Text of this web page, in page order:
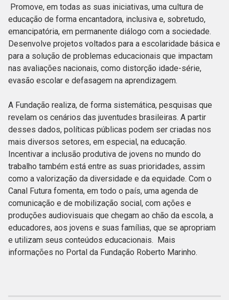
Promove, em todas as suas iniciativas, uma cultura de
educação de forma encantadora, inclusiva e, sobretudo,
emancipatória, em permanente diálogo com a sociedade.
Desenvolve projetos voltados para a escolaridade básica e
para a solução de problemas educacionais que impactam
nas avaliações nacionais, como distorção idade-série,
evasão escolar e defasagem na aprendizagem.
A Fundação realiza, de forma sistemática, pesquisas que
revelam os cenários das juventudes brasileiras. A partir
desses dados, políticas públicas podem ser criadas nos
mais diversos setores, em especial, na educação.
Incentivar a inclusão produtiva de jovens no mundo do
trabalho também está entre as suas prioridades, assim
como a valorização da diversidade e da equidade. Com o
Canal Futura fomenta, em todo o país, uma agenda de
comunicação e de mobilização social, com ações e
produções audiovisuais que chegam ao chão da escola, a
educadores, aos jovens e suas famílias, que se apropriam
e utilizam seus conteúdos educacionais. Mais
informações no Portal da Fundação Roberto Marinho.